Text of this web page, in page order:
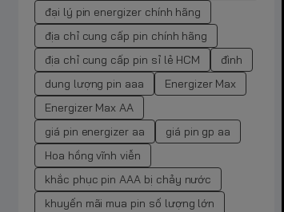
đại lý pin energizer chính hãng
địa chỉ cung cấp pin chính hãng
địa chỉ cung cấp pin sỉ lẻ HCM
đình
dung lượng pin aaa
Energizer Max
Energizer Max AA
giá pin energizer aa
giá pin gp aa
Hoa hồng vĩnh viễn
khắc phục pin AAA bị chảy nước
khuyến mãi mua pin số lượng lớn